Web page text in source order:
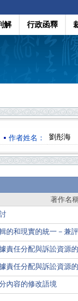
解 行政函釋
作者姓名： 劉彤海
著作名
的和現實的統一－兼
責任分配與訴訟資源
責任分配與訴訟資源
內容的修改語境